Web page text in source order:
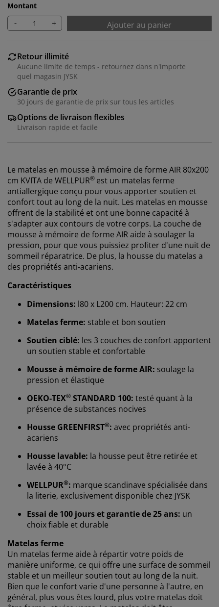
Montant
- + Ajouter au panier
Retour illimité
Aucune limite de temps - retournez dans n'importe
quel magasin JYSK
Garantie de prix
30 jours de garantie de prix sur tous les articles
Options de livraison flexibles
Livraison rapide et facile
Le matelas en mousse à mémoire de forme AIR 80x200
cm KVITA de WELLPUR® est un matelas ferme
antiallergique conçu pour vous apporter soutien et
confort tout au long de la nuit. Les matelas en mousse
offrent de la stabilité et ont une bonne capacité à
s'adapter aux contours de votre corps. La couche de
mousse à mémoire de forme AIR aide à soulager la
pression, pour que vous puissiez profiter d'une nuit de
sommeil réparatrice. De plus, la housse du matelas a
des propriétés anti-acariens.
Caractéristiques
Dimensions: l80 x L200 cm. Hauteur: 22 cm
Matelas ferme: stable et bon soutien
Soutien ciblé: les 3 couches de confort apportent
un soutien stable et confortable
Mousse à mémoire de forme AIR: soulage la
pression et élastique
OEKO-TEX® STANDARD 100: testé quant à la
présence de substances nocives
Housse GREENFIRST®: avec propriétés anti-
acariens
Housse lavable: la housse peut être retirée et
lavée à 40°C
WELLPUR®: marque scandinave spécialisée dans
la literie, exclusivement disponible chez JYSK
Essai de 100 jours et garantie de 25 ans: un
choix fiable et durable
Matelas ferme
Un matelas ferme aide à répartir votre poids de
manière uniforme, ce qui offre une surface de sommeil
stable et un meilleur soutien tout au long de la nuit.
Bien que le confort varie d'une personne à l'autre, en
général, plus vous êtes lourd, plus votre matelas doit
Nous personnalisons votre expérience
Chez JYSK, nous utilisons des cookies et des
expérience lorsque vous visitez notre site web. Les
cookies collectent des informations vous concernant
afin de garantir le bon fonctionnement du site, de
générer des statistiques et de vous proposer des
publicités pertinentes. Lorsque vous acceptez les
cookies marketing, nous partageons vos données de